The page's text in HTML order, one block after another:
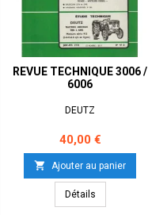
REVUE TECHNIQUE 3006 /
6006
DEUTZ
Prix
40,00 €
 Ajouter au panier
Détails